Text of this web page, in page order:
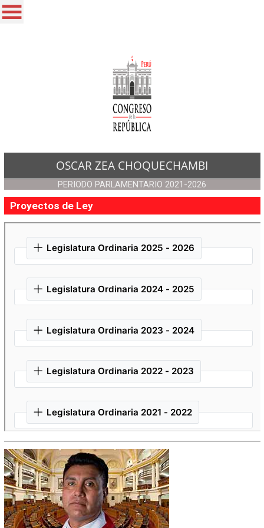
OSCAR ZEA CHOQUECHAMBI
PERIODO PARLAMENTARIO 2021-2026
Proyectos de Ley